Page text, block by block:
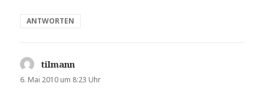
ANTWORTEN
tilmann
6. Mai 2010 um 8:23 Uhr